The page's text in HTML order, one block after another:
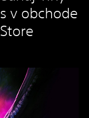
v obchode